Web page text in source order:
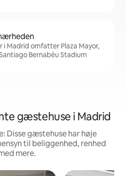
i Madrid omfatter Plaza Mayor,
Bernabéu Stadium
gæstehuse i Madrid
Disse gæstehuse har høje
til beliggenhed, renhed
mere.